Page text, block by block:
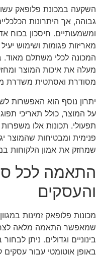
השקעה במכונת פלופאק
גבוהה, אך היתרונות
ומשמעותיים. חיסכון בכוח
מאריזות פגומות ושימוש
המכונה לכלי משתלם מאוד.
מעלה את איכות המוצר
מסודרת ואסתטית משדרת
יתרון נוסף הוא האפשרות
על המוצר, כולל תאריכי
תפעולי. תכונות אלו
פנימית ומבטיחות שהמוצר
שמחזק את אמון הלקוחות
התאמה לכל
והעסקים
מכונות פלופאק זמינות
שמאפשר התאמה מלאה
בינוניים וגדולים. ניתן
באופן אוטומטי עבור